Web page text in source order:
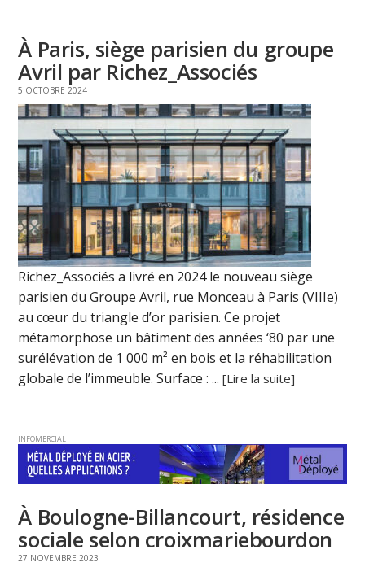
À Paris, siège parisien du groupe
Avril par Richez_Associés
5 OCTOBRE 2024
Richez_Associés a livré en 2024 le nouveau siège
parisien du Groupe Avril, rue Monceau à Paris (VIIIe)
au cœur du triangle d’or parisien. Ce projet
métamorphose un bâtiment des années ‘80 par une
surélévation de 1 000 m² en bois et la réhabilitation
globale de l’immeuble. Surface : ...[Lire la suite]
INFOMERCIAL
À Boulogne-Billancourt, résidence
sociale selon croixmariebourdon
27 NOVEMBRE 2023